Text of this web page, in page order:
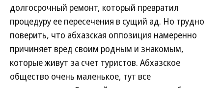
долгосрочный ремонт, который превратил
процедуру ее пересечения в сущий ад. Но трудно
поверить, что абхазская оппозиция намеренно
причиняет вред своим родным и знакомым,
которые живут за счет туристов. Абхазское
общество очень маленькое, тут все